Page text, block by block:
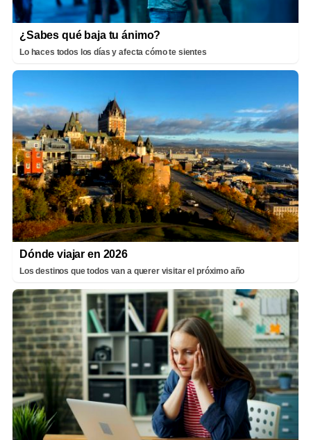
¿Sabes qué baja tu ánimo?
Lo haces todos los días y afecta cómo te sientes
Dónde viajar en 2026
Los destinos que todos van a querer visitar el próximo año